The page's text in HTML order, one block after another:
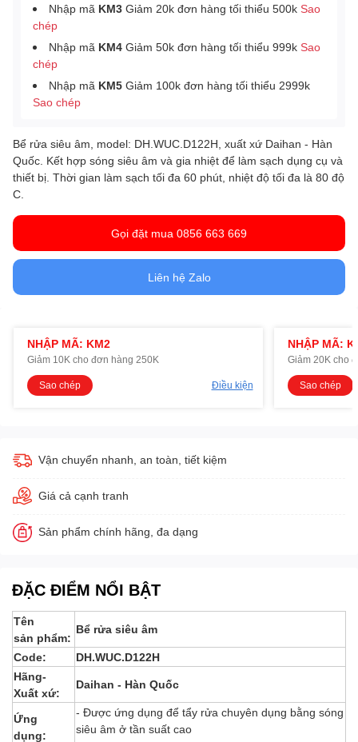
Nhập mã KM3 Giảm 20k đơn hàng tối thiểu 500k Sao
chép
Nhập mã KM4 Giảm 50k đơn hàng tối thiểu 999k Sao
chép
Nhập mã KM5 Giảm 100k đơn hàng tối thiểu 2999k
Sao chép
Bể rửa siêu âm, model: DH.WUC.D122H, xuất xứ Daihan - Hàn
Quốc. Kết hợp sóng siêu âm và gia nhiệt để làm sạch dụng cụ và
thiết bị. Thời gian làm sạch tối đa 60 phút, nhiệt độ tối đa là 80 độ
C.
Gọi đặt mua 0856 663 669
Liên hệ Zalo
NHẬP MÃ: KM2
Giảm 10K cho đơn hàng 250K
Sao chép Điều kiện
NHẬP MÃ:
Giảm 20K cho
Sao chép
Vận chuyển nhanh, an toàn, tiết kiệm
Giá cả cạnh tranh
Sản phẩm chính hãng, đa dạng
ĐẶC ĐIỂM NỔI BẬT
Tên
sản phẩm:
Bể rửa siêu âm
Code:
DH.WUC.D122H
Hãng-
Xuất xứ:
Daihan - Hàn Quốc
Ứng
dụng:
- Được ứng dụng để tẩy rửa chuyên dụng bằng sóng
siêu âm ở tần suất cao